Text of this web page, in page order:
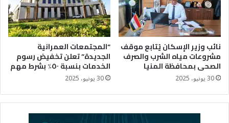
نائب وزير الإسكان يُتابع موقف
مشروعات مياه الشرب والصرف
الصحى بمحافظة المنيا
30 يونيو، 2025
“المجتمعات العمرانية
الجديدة” تعلن تخفيض رسوم
الخدمات بنسبة ٥٠٪؜ بشرط مهم
30 يونيو، 2025